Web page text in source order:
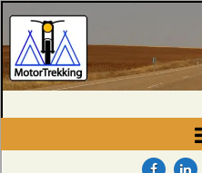
MotorTrekking